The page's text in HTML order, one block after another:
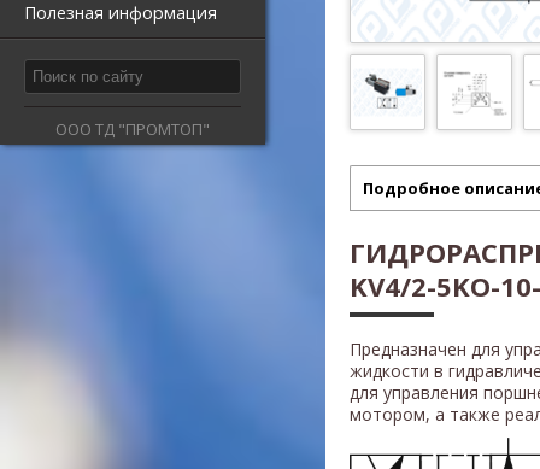
Полезная информация
ООО ТД "ПРОМТОП"
Подробное
KV4/2-5KO-
Предназначен для
жидкости в
для управления
мотором, а также